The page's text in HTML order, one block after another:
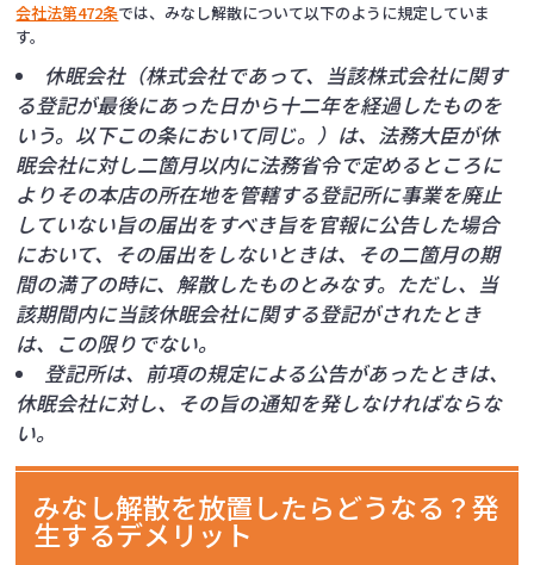
会社法第472条では、みなし解散について以下のように規定していま
す。
休眠会社（株式会社であって、当該株式会社に関す
る登記が最後にあった日から十二年を経過したものを
いう。以下この条において同じ。）は、法務大臣が休
眠会社に対し二箇月以内に法務省令で定めるところに
よりその本店の所在地を管轄する登記所に事業を廃止
していない旨の届出をすべき旨を官報に公告した場合
において、その届出をしないときは、その二箇月の期
間の満了の時に、解散したものとみなす。ただし、当
該期間内に当該休眠会社に関する登記がされたとき
は、この限りでない。
登記所は、前項の規定による公告があったときは、
休眠会社に対し、その旨の通知を発しなければならな
い。
みなし解散を放置したらどうなる？発
生するデメリット